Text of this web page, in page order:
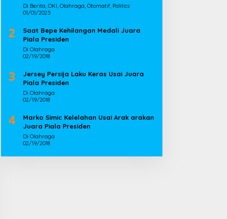
Di Berita, OKI, Olahraga, Otomatif, Politics
01/01/2025
2
Saat Bepe Kehilangan Medali Juara
Piala Presiden
Di Olahraga
02/19/2018
3
Jersey Persija Laku Keras Usai Juara
Piala Presiden
Di Olahraga
02/19/2018
4
Marko Simic Kelelahan Usai Arak arakan
Juara Piala Presiden
Di Olahraga
02/19/2018